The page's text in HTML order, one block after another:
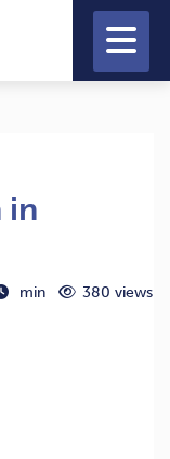
in
min 380 views